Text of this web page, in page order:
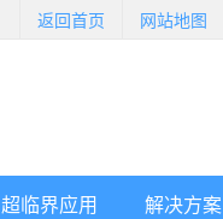
返回首页 网站地图
超临界应用 解决方案